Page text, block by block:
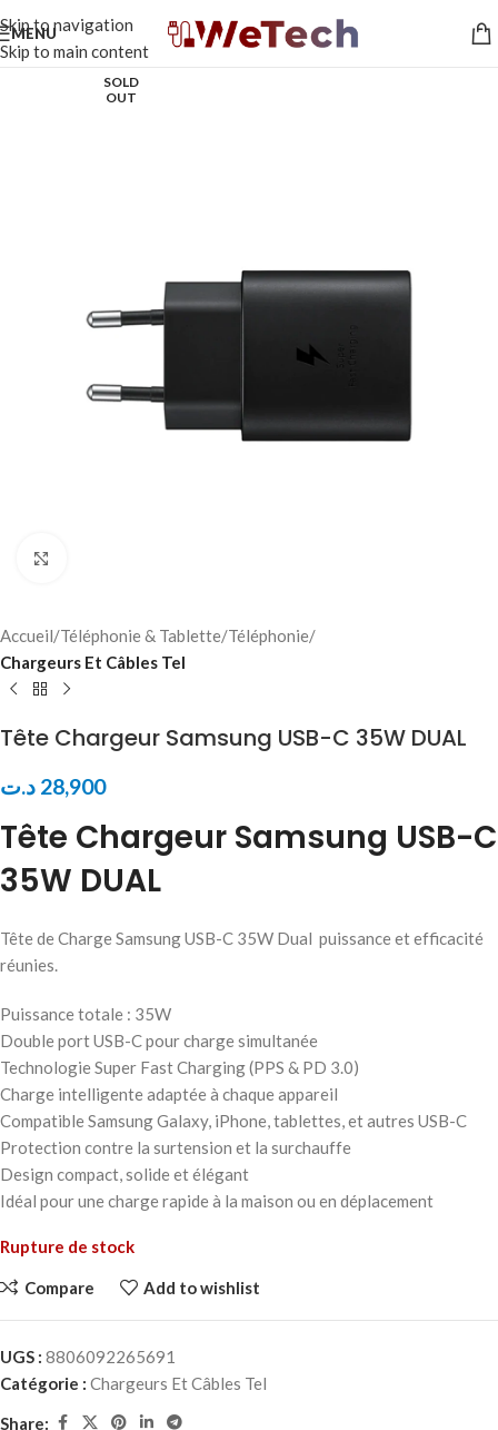
Skip to navigation
Skip to main content
MENU
SOLD
OUT
Accueil Téléphonie & Tablette Téléphonie
Chargeurs Et Câbles Tel
Tête Chargeur Samsung USB-C 35W DUAL
28,900 د.ت
Tête Chargeur Samsung USB-C
35W DUAL
Tête de Charge Samsung USB-C 35W Dual puissance et efficacité
réunies.
Puissance totale : 35W
Double port USB-C pour charge simultanée
Technologie Super Fast Charging (PPS & PD 3.0)
Charge intelligente adaptée à chaque appareil
Compatible Samsung Galaxy, iPhone, tablettes, et autres USB-C
Protection contre la surtension et la surchauffe
Design compact, solide et élégant
Idéal pour une charge rapide à la maison ou en déplacement
Rupture de stock
Compare Add to wishlist
UGS : 8806092265691
Catégorie : Chargeurs Et Câbles Tel
Share: